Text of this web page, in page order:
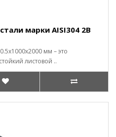
марки AISI304 2В
мм – это
листовой ..